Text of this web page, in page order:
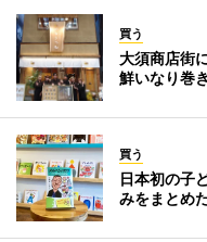
買う
大須商店街
鮮いなり巻
買う
日本初の子
みをまとめ